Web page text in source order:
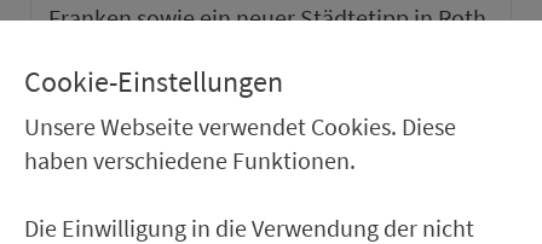
Franken sowie ein neuer Städtetipp in Roth.
Cookie-Einstellungen
Unsere Webseite verwendet Cookies. Diese
haben verschiedene Funktionen.
Die Einwilligung in die Verwendung der nicht